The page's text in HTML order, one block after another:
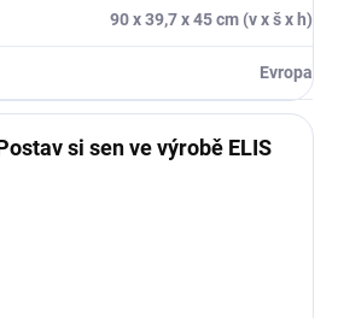
90 x 39,7 x 45 cm (v x š x h)
Evropa
si sen ve výrobě ELIS